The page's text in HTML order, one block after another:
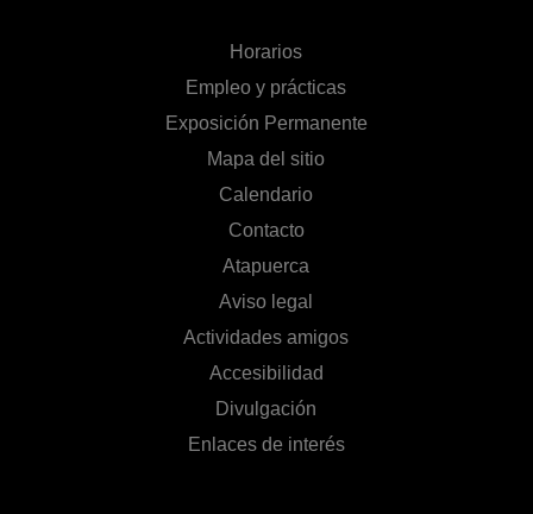
Horarios
Empleo y prácticas
Exposición Permanente
Mapa del sitio
Calendario
Contacto
Atapuerca
Aviso legal
Actividades amigos
Accesibilidad
Divulgación
Enlaces de interés